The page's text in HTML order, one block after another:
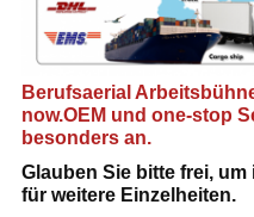
Berufsaerial
now.OEM und one-stop
besonders an.
Glauben Sie bitte frei,
für weitere Einzelheiten.